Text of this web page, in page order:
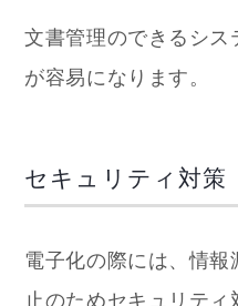
文書管理のできるシス
が容易になります。
セキュリティ対策
電子化の際には、情
止のためセキュリティ